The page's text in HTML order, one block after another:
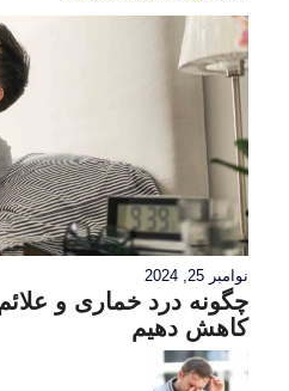
نوامبر 25, 2024
چگونه درد خماری و علائم
کاهش دهیم